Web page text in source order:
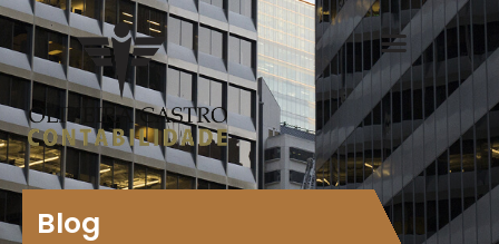
Blog